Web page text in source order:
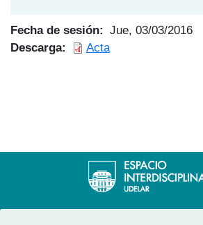
Fecha de sesión
Jue, 03/03/2016
Descarga
Acta